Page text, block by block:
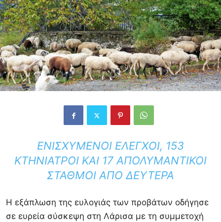
ΕΝΙΣΧΥΜΈΝΟΙ ΈΛΕΓΧΟΙ, 153
ΚΤΗΝΊΑΤΡΟΙ ΚΑΙ 17 ΑΠΟΛΥΜΑΝΤΙΚΟΊ
ΣΤΑΘΜΟΊ ΑΠΌ ΔΕΥΤΈΡΑ
Η εξάπλωση της ευλογιάς των προβάτων οδήγησε
σε ευρεία σύσκεψη στη Λάρισα με τη συμμετοχή